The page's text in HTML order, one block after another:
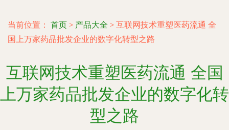
当前位置： 首页 > 产品大全 > 互联网技术重塑医药流通 全
国上万家药品批发企业的数字化转型之路
互联网技术重塑医药流通 全国
上万家药品批发企业的数字化转
型之路